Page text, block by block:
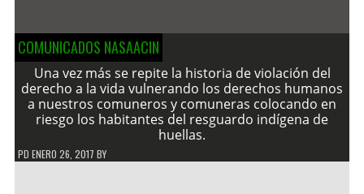
COMUNICADOS NASAACIN
Una vez más se repite la historia de violación del
derecho a la vida vulnerando los derechos humanos
a nuestros comuneros y comuneras colocando en
riesgo los habitantes del resguardo indígena de
huellas.
PD ENERO 26, 2017 BY